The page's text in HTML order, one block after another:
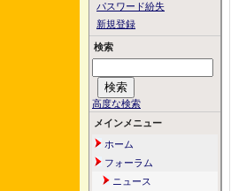
パスワード紛失
新規登録
検索
高度な検索
メインメニュー
ホーム
フォーラム
ニュース